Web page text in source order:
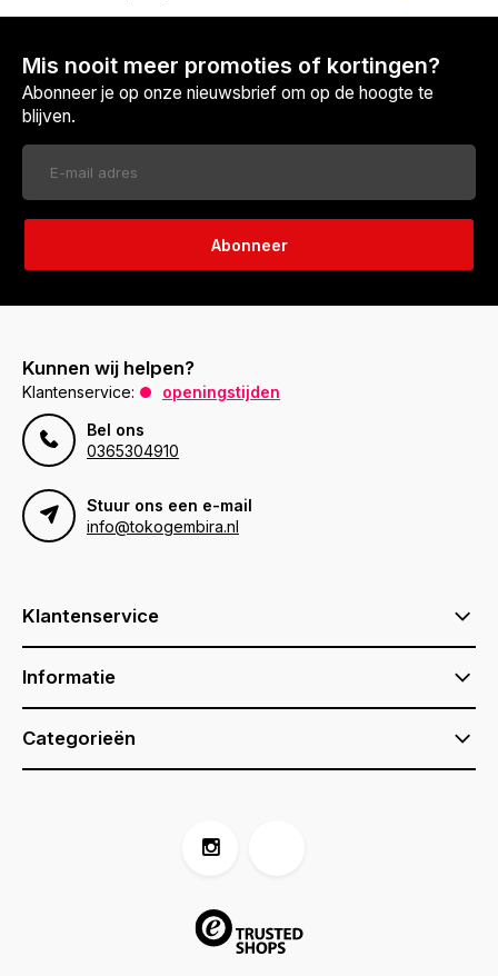
Mis nooit meer promoties of kortingen?
Abonneer je op onze nieuwsbrief om op de hoogte te
blijven.
Abonneer
Kunnen wij helpen?
Klantenservice:
openingstijden
Bel ons
0365304910
Stuur ons een e-mail
info@tokogembira.nl
Klantenservice
Informatie
Categorieën